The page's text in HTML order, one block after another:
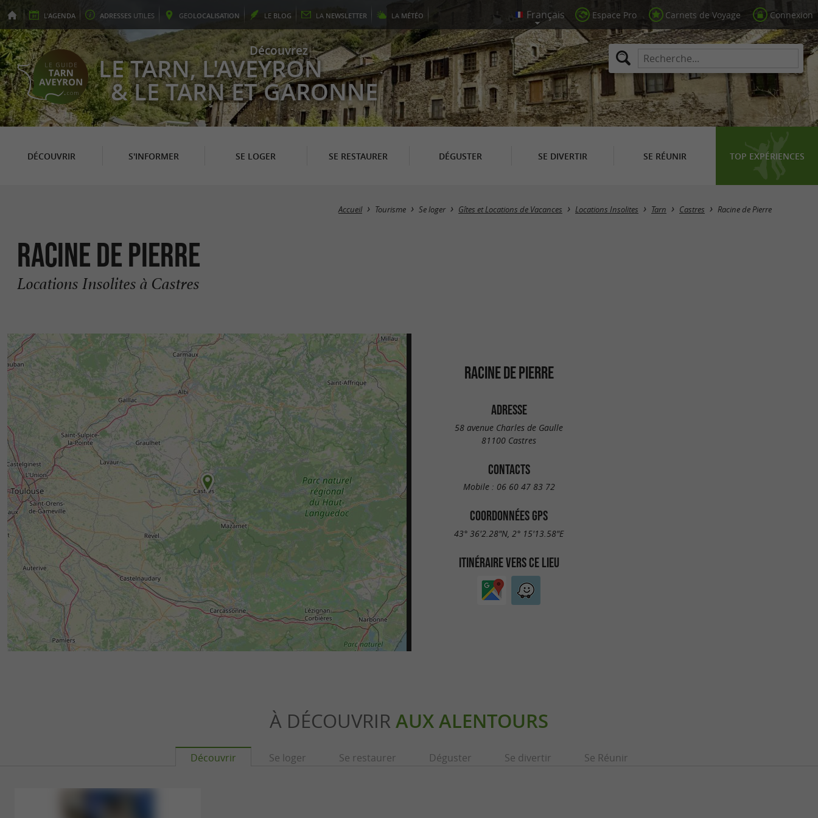
L'AGENDA ADRESSES UTILES GEOLOCALISATION LE BLOG LA NEWSLETTER LA MÉTÉO Espace Pro Carnets de Voyage Connexion
Découvrez
LE TARN, L'AVEYRON
& LE TARN ET GARONNE
DÉCOUVRIR S'INFORMER SE LOGER SE RESTAURER DÉGUSTER SE DIVERTIR SE RÉUNIR TOP EXPÉRIENCES
Accueil Tourisme Se loger Gîtes et Locations de Vacances Locations Insolites Tarn Castres Racine de Pierre
Racine de Pierre
Locations Insolites à Castres
RACINE DE PIERRE
ADRESSE
58 avenue Charles de Gaulle
81100 Castres
CONTACTS
Mobile : 06 60 47 83 72
COORDONNÉES GPS
43° 36'2.28"N, 2° 15'13.58"E
ITINÉRAIRE VERS CE LIEU
À DÉCOUVRIR AUX ALENTOURS
Découvrir Se loger Se restaurer Déguster Se divertir Se Réunir